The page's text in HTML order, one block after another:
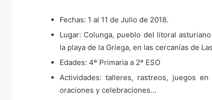
Fechas: 1 al 11 de Julio de 2018.
Lugar: Colunga, pueblo del litoral
la playa de la Griega, en las cercanías de
Edades: 4º Primaria a 2º ESO
Actividades: talleres, rastreos, juegos
oraciones y celebraciones…